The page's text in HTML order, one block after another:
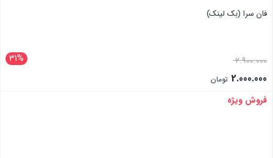
فان سرا (بک لینک)
31% 2.900.000
2.000.000 تومان
بستن
فروش ویژه